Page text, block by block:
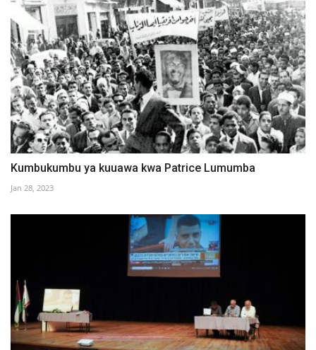
Kumbukumbu ya kuuawa kwa Patrice Lumumba
Jan 28, 2023